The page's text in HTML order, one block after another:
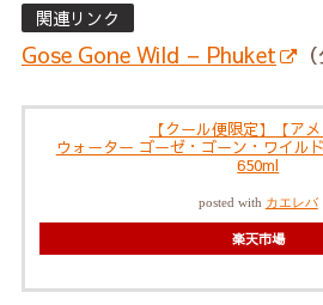
関連リンク
Gose Gone Wild – Phuket （
【クール便限定】【ア
ウォーター ゴーゼ・ゴーン・ワイル
650ml
posted with カエレバ
楽天市場